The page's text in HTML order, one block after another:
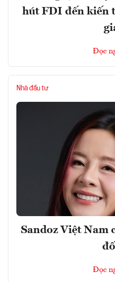
hút FDI đến kiến
Đọc
Nhà đầu tư
Sandoz Việt Nam
Đọc